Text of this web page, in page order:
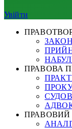
Увійти
ПРАВОВА
ПРАВОВИЙ